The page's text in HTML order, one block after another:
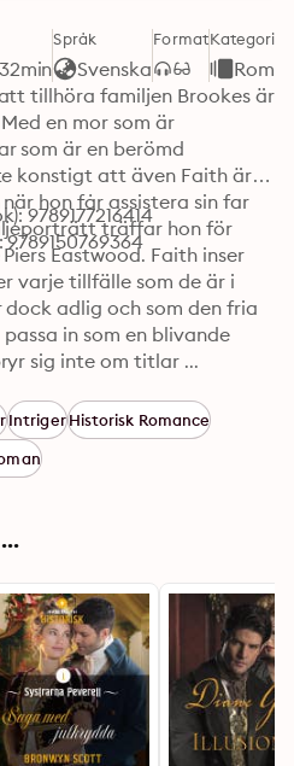
Språk
Svenska
FormatKategori
tillhöra familjen Brookes är
en mor som är
som är en berömd
konstigt att även Faith är
hon får assistera sin far
träffar hon för
Eastwood. Faith inser
varje tillfälle som de är i
adlig och som den fria
in som en blivande
sig inte om titlar ...
9789177216414
IntrigerHistorisk Romance